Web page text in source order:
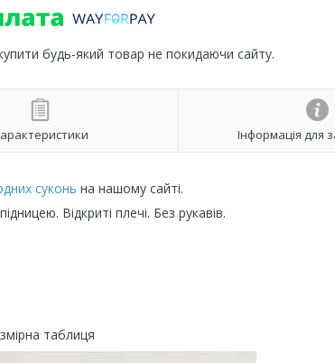
будь-який товар не покидаючи сайту.
Інформація для
суконь на нашому сайті.
Відкриті плечі. Без рукавів.
таблиця